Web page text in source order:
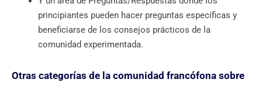
principiantes pueden hacer preguntas específicas y
beneficiarse de los consejos prácticos de la
comunidad experimentada.
Otras categorías de la comunidad francófona sobre